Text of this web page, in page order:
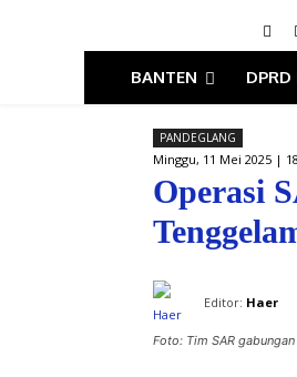
BANTEN DPRD
PANDEGLANG
Minggu, 11 Mei 2025 |
Operasi
Editor: Haer
Foto: Tim SAR